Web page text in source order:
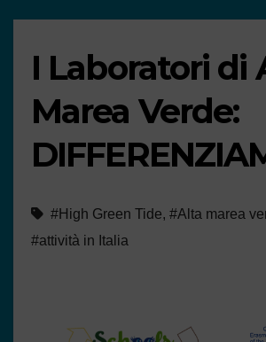
I Laboratori di
Marea Verde:
#High Green Tide, #Alta marea
#attività in Italia